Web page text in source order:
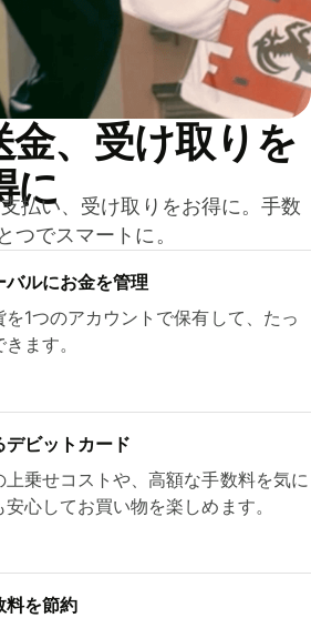
金、受け取りを
に
払い、受け取りをお得に。手数
つでスマートに。
バ⁠ルにお金を管理
を1つのアカウントで保有して、たっ
ます。
ビットカード
乗せコストや、高額な手数料を気に
心してお買い物を楽しめます。
料を節約